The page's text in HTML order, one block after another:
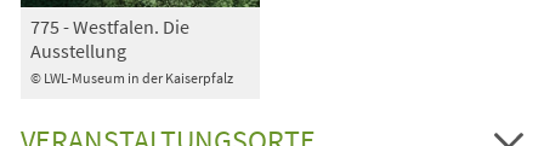
© LWL-Museum in der Kaiserpfalz
775 - Westfalen. Die
Ausstellung